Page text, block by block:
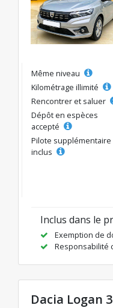
Même niveau
Kilométrage illimité
Rencontrer et saluer
Dépôt en espèces
accepté
Pilote supplémentaire
inclus
Inclus dans le
Exemption de
Responsabilité
Dacia Logan